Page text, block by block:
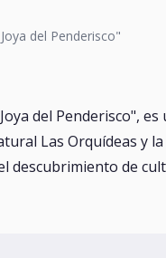
del Penderisco"
del Penderisco",
Las Orquídeas y
descubrimiento de